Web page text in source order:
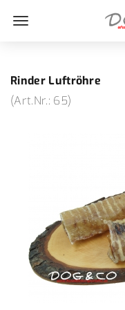
Rinder Luftröhre
(Art.Nr.: 65)